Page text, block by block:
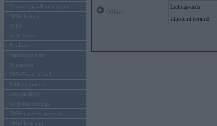
Tehnoloģijas & sasniegumi
BMW Latvijā
MINI
Rolls-Royce
Pasākumi
Vadāmības tests
Autosports
BMWPower aktuāli
Reklāmas raksti
Mēneša BMW
Sērijveida tūnings
BMW pasaules jaunumi
BMW koncepti
Lietotājvārds:
Ziņojumi forumā: